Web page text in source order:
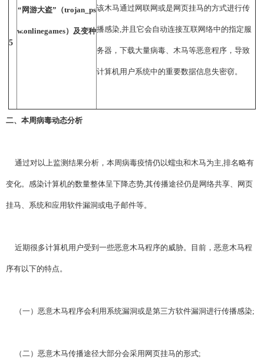
5
“网游大盗”（trojan_ps
w.onlinegames）及变种
该木马通过网联网或是网页挂马的方式进行传
播感染,并且它会自动连接互联网络中的指定服
务器，下载大量病毒、木马等恶意程序，导致
计算机用户系统中的重要数据信息失密窃。
二、本周病毒动态分析
通过对以上监测结果分析，本周病毒疫情仍以蠕虫和木马为主,排名略有
变化。感染计算机的数量整体呈下降态势,其传播途径仍是网络共享、网页
挂马、系统和应用软件漏洞或电子邮件等。
近期很多计算机用户受到一些恶意木马程序的威胁。目前，恶意木马程
序有以下的特点。
（一）恶意木马程序会利用系统漏洞或是第三方软件漏洞进行传播感染;
（二）恶意木马传播途径大部分会采用网页挂马的形式;